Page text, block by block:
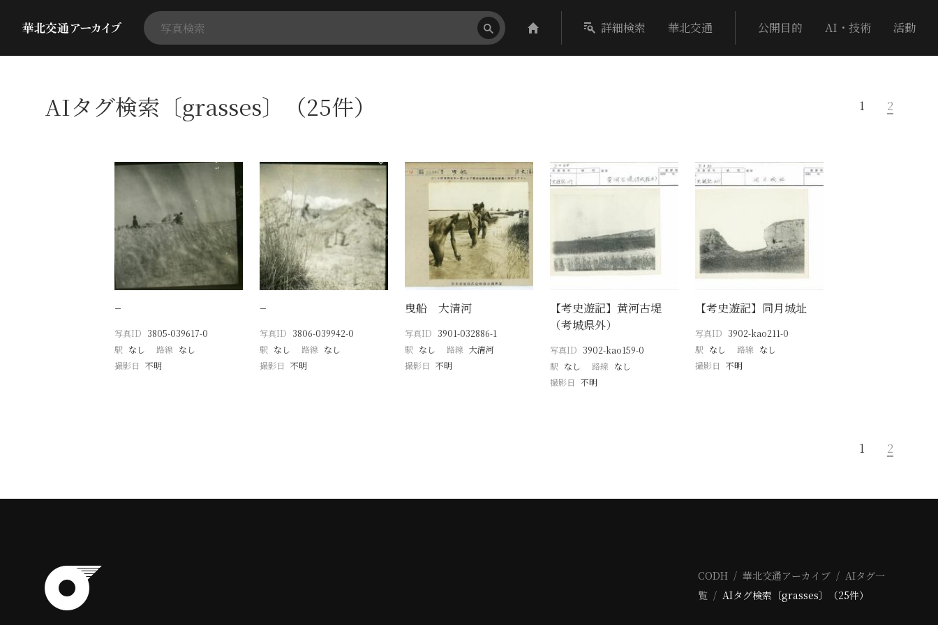
詳細検索 華北交通 公開目的 AI・技術 活動
AIタグ検索〔grasses〕（25件） 1 2
−
写真ID 3805-039617-0
駅 なし 路線 なし
撮影日 不明
−
写真ID 3806-039942-0
駅 なし 路線 なし
撮影日 不明
曳船 大清河
写真ID 3901-032886-1
駅 なし 路線 大清河
撮影日 不明
【考史遊記】黄河古堤
（考城県外）
写真ID 3902-kao159-0
駅 なし 路線 なし
撮影日 不明
【考史遊記】同月城址
写真ID 3902-kao211-0
駅 なし 路線 なし
撮影日 不明
1 2
CODH 華北交通アーカイブ
AIタグ一
覧
AIタグ検索〔grasses〕（25件）